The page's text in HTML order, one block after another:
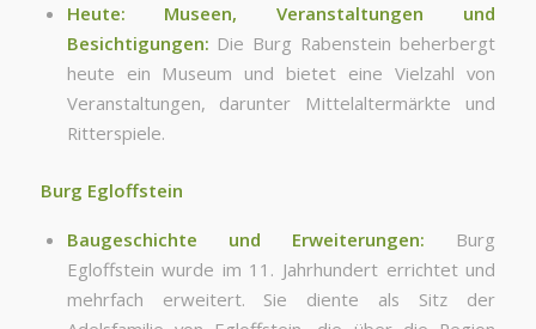
Heute: Museen, Veranstaltungen und
Besichtigungen: Die Burg Rabenstein beherbergt
heute ein Museum und bietet eine Vielzahl von
Veranstaltungen, darunter Mittelaltermärkte und
Ritterspiele.
Burg Egloffstein
Baugeschichte und Erweiterungen: Burg
Egloffstein wurde im 11. Jahrhundert errichtet und
mehrfach erweitert. Sie diente als Sitz der